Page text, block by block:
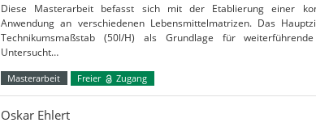
Diese Masterarbeit befasst sich mit der Etablierung einer
Anwendung an verschiedenen Lebensmittelmatrizen. Das
Technikumsmaßstab (50l/H) als Grundlage für
Untersucht…
Masterarbeit Freier Zugang
Oskar Ehlert